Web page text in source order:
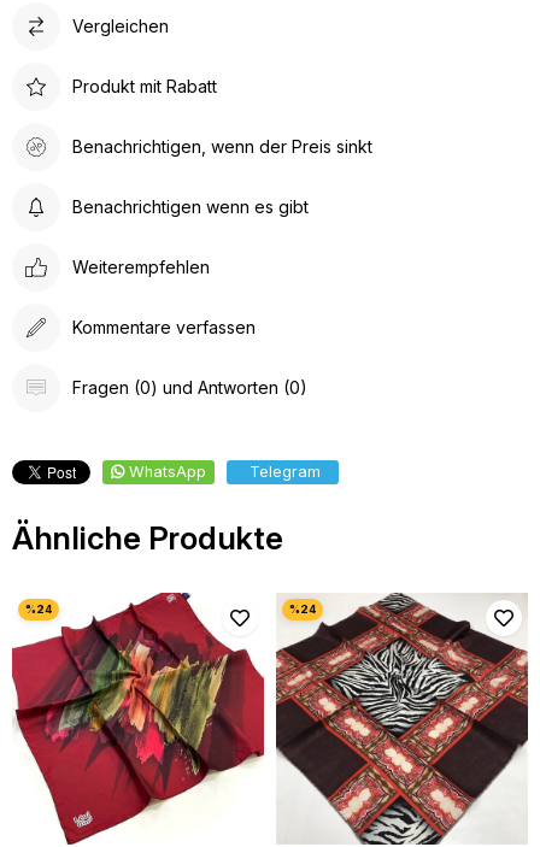
Vergleichen
Produkt mit Rabatt
Benachrichtigen, wenn der Preis sinkt
Benachrichtigen wenn es gibt
Weiterempfehlen
Kommentare verfassen
Fragen (0) und Antworten (0)
WhatsApp Telegram
Ähnliche Produkte